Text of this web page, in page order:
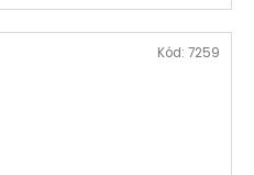
Kód: 7259